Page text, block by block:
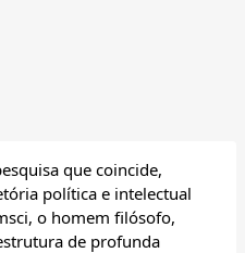
que coincide,
política e intelectual
o homem filósofo,
de profunda